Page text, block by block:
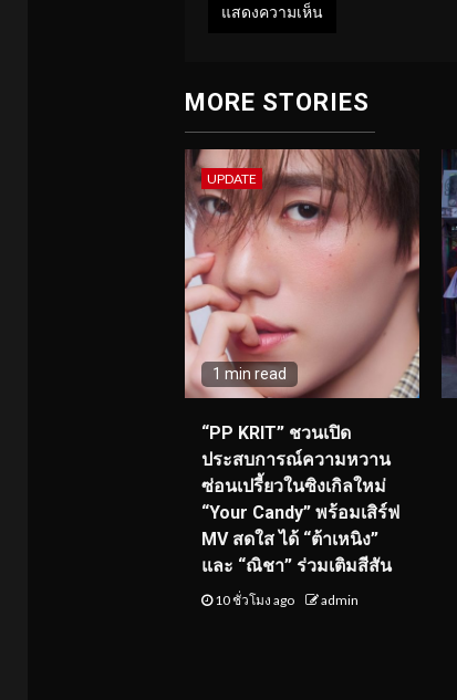
MORE STORIES
UPDATE
1 min read
“PP KRIT” ชวนเปิด
ประสบการณ์ความหวาน
ซ่อนเปรี้ยวในซิงเกิลใหม่
“Your Candy” พร้อมเสิร์ฟ
MV สดใส ได้ “ต้าเหนิง”
และ “ณิชา” ร่วมเติมสีสัน
10 ชั่วโมง ago admin